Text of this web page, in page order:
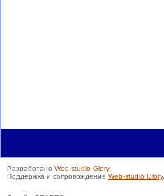
Разработано Web-studio Glory.
Поддержка и сопровождение Web-studio Glory.